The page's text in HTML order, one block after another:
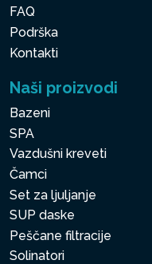
FAQ
Podrška
Kontakti
Naši proizvodi
Bazeni
SPA
Vazdušni kreveti
Čamci
Set za ljuljanje
SUP daske
Peščane filtracije
Solinatori